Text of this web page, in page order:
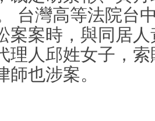
台灣高等法院台
案案時，與同居
理人邱姓女子，
也涉案。